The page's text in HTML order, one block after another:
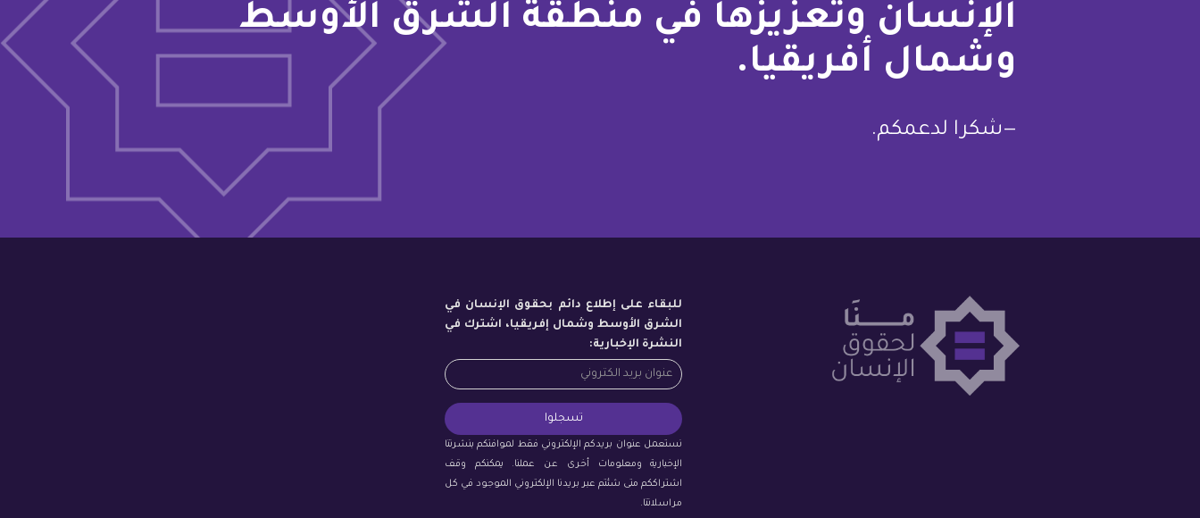
الإنسان وتعزيزها في منطقة الشرق الأوسط
وشمال أفريقيا.
—شكرا لدعمكم.
للبقاء على إطلاع دائم بحقوق الإنسان في
الشرق الأوسط وشمال إفريقيا، اشترك في
النشرة الإخبارية:
نستعمل عنوان بريدكم الإلكتروني فقط لموافتكم بنشرتنا
الإخبارية ومعلومات أخرى عن عملنا. يمكنكم وقف
اشتراككم متى شئتم عبر بريدنا الإلكتروني الموجود في كل
مراسلاتنا.